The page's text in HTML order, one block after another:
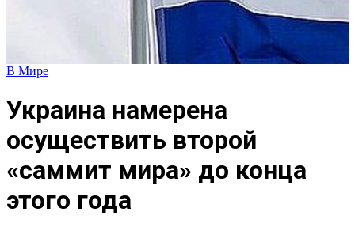
В Мире
Украина намерена
осуществить второй
«саммит мира» до конца
этого года